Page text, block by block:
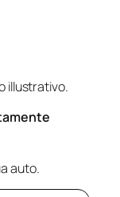
illustrativo.
auto.